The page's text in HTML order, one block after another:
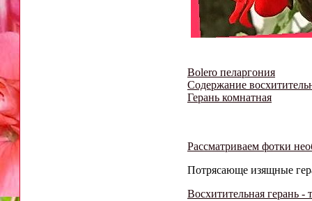
Bolero пеларгония
Содержание
Герань комнатная
Рассматриваем фотки
Потрясающе изящные
Восхитительная герань